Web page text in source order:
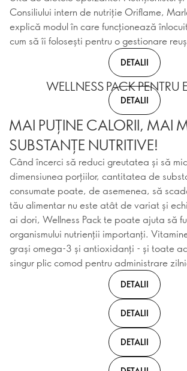
Consiliului intern de nutriție Oriflame,
explică modul în care funcționează
cum să îi folosești pentru o gestionare
DETALII
WELLNESS PACK PENTRU
DETALII
MAI PUȚINE CALORII, MAI
SUBSTANȚE NUTRITIVE!
Când încerci să reduci greutatea și să
dimensiunea porțiilor, cantitatea de
consumate poate, de asemenea, să
tău alimentar nu este atât de variat și
ai dori, Wellness Pack te poate ajuta să
organismului nutrienții importanți.
grași omega-3 și antioxidanți - și toate
singur plic comod pentru administrare
DETALII
DETALII
DETALII